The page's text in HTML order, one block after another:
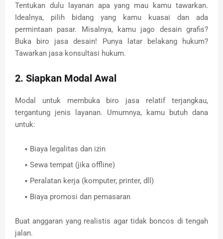
Tentukan dulu layanan apa yang mau kamu tawarkan.
Idealnya, pilih bidang yang kamu kuasai dan ada
permintaan pasar. Misalnya, kamu jago desain grafis?
Buka biro jasa desain! Punya latar belakang hukum?
Tawarkan jasa konsultasi hukum.
2. Siapkan Modal Awal
Modal untuk membuka biro jasa relatif terjangkau,
tergantung jenis layanan. Umumnya, kamu butuh dana
untuk:
Biaya legalitas dan izin
Sewa tempat (jika offline)
Peralatan kerja (komputer, printer, dll)
Biaya promosi dan pemasaran
Buat anggaran yang realistis agar tidak boncos di tengah
jalan.